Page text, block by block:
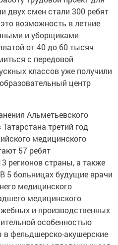
двух смен стали 300 ребят
возможность в летние
и уборщиками
от 40 до 60 тысяч
с передовой
классов уже получили
центр
Альметьевского
третий год
медицинского
57 ребят
регионов страны, а также
5 больницах будущие врачи
медицинского
медицинского
и производственных
особенностью
фельдшерско-акушерские